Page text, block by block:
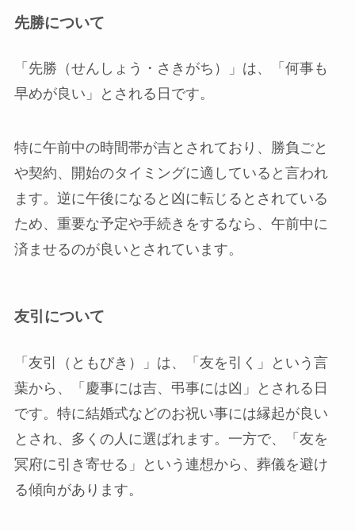
先勝について
「先勝（せんしょう・さきがち）」は、「何事も
早めが良い」とされる日です。
特に午前中の時間帯が吉とされており、勝負ごと
や契約、開始のタイミングに適していると言われ
ます。逆に午後になると凶に転じるとされている
ため、重要な予定や手続きをするなら、午前中に
済ませるのが良いとされています。
友引について
「友引（ともびき）」は、「友を引く」という言
葉から、「慶事には吉、弔事には凶」とされる日
です。特に結婚式などのお祝い事には縁起が良い
とされ、多くの人に選ばれます。一方で、「友を
冥府に引き寄せる」という連想から、葬儀を避け
る傾向があります。